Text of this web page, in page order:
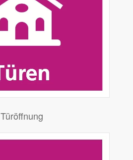
Türöffnung